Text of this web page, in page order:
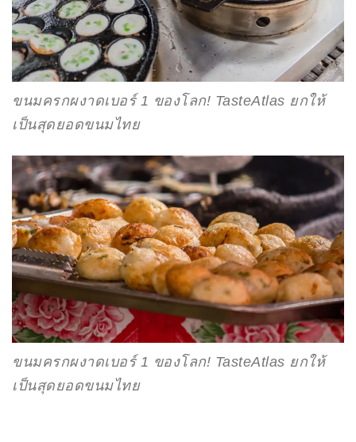
ขนมครกผงาดเบอร์ 1 ของโลก! TasteAtlas ยกให้
เป็นสุดยอดขนมไทย
ขนมครกผงาดเบอร์ 1 ของโลก! TasteAtlas ยกให้
เป็นสุดยอดขนมไทย